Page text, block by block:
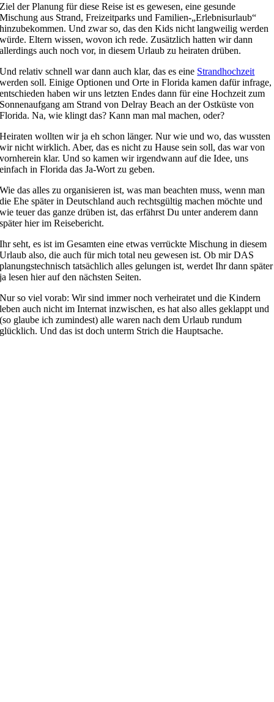
Ziel der Planung für diese Reise ist es gewesen, eine gesunde
Mischung aus Strand, Freizeitparks und Familien-„Erlebnisurlaub“
hinzubekommen. Und zwar so, das den Kids nicht langweilig werden
würde. Eltern wissen, wovon ich rede. Zusätzlich hatten wir dann
allerdings auch noch vor, in diesem Urlaub zu heiraten drüben.
Und relativ schnell war dann auch klar, das es eine Strandhochzeit
werden soll. Einige Optionen und Orte in Florida kamen dafür infrage,
entschieden haben wir uns letzten Endes dann für eine Hochzeit zum
Sonnenaufgang am Strand von Delray Beach an der Ostküste von
Florida. Na, wie klingt das? Kann man mal machen, oder?
Heiraten wollten wir ja eh schon länger. Nur wie und wo, das wussten
wir nicht wirklich. Aber, das es nicht zu Hause sein soll, das war von
vornherein klar. Und so kamen wir irgendwann auf die Idee, uns
einfach in Florida das Ja-Wort zu geben.
Wie das alles zu organisieren ist, was man beachten muss, wenn man
die Ehe später in Deutschland auch rechtsgültig machen möchte und
wie teuer das ganze drüben ist, das erfährst Du unter anderem dann
später hier im Reisebericht.
Ihr seht, es ist im Gesamten eine etwas verrückte Mischung in diesem
Urlaub also, die auch für mich total neu gewesen ist. Ob mir DAS
planungstechnisch tatsächlich alles gelungen ist, werdet Ihr dann später
ja lesen hier auf den nächsten Seiten.
Nur so viel vorab: Wir sind immer noch verheiratet und die Kindern
leben auch nicht im Internat inzwischen, es hat also alles geklappt und
(so glaube ich zumindest) alle waren nach dem Urlaub rundum
glücklich. Und das ist doch unterm Strich die Hauptsache.